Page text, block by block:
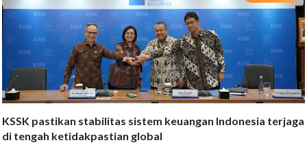
KSSK pastikan stabilitas sistem keuangan Indonesia terjaga
di tengah ketidakpastian global